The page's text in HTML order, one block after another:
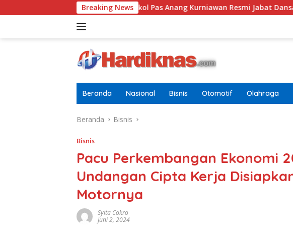
ke
Breaking News
Letkol Pas Anang Kurniawan Resmi Jabat Dansatbravo 90
Beranda Nasional Bisnis Otomotif Olahraga
Beranda Bisnis
Bisnis
Pacu Perkembangan Ekonomi
Undangan Cipta Kerja
Motornya
Syita Cokro
Juni 2, 2024